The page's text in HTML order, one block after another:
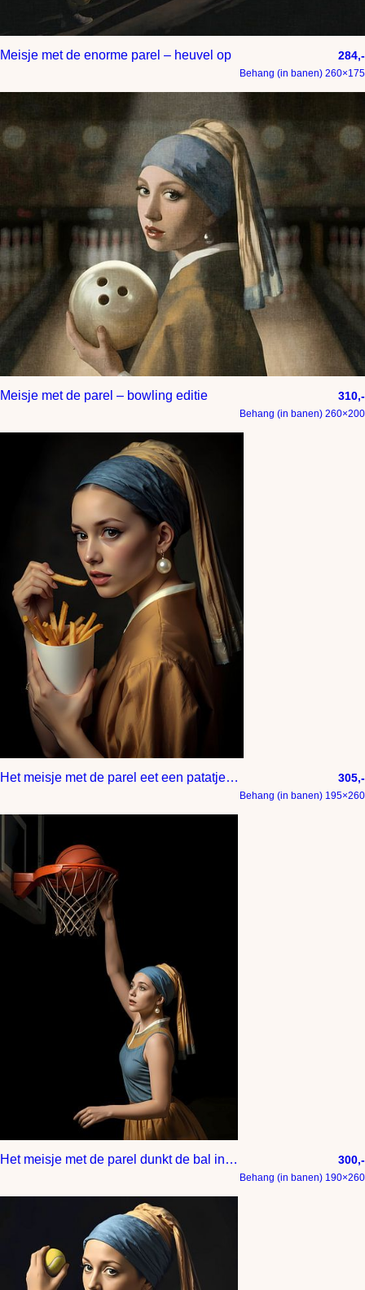
Meisje met de enorme parel – heuvel op 284,-
Behang (in banen) 260×175
Meisje met de parel – bowling editie 310,-
Behang (in banen) 260×200
Het meisje met de parel eet een patatje met 305,-
Behang (in banen) 195×260
Het meisje met de parel dunkt de bal in het net 300,-
Behang (in banen) 190×260